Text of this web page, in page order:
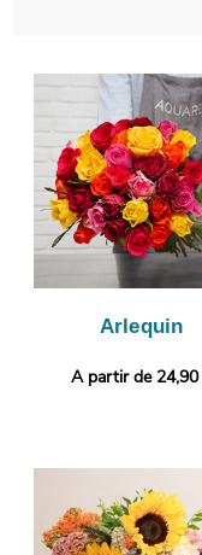
à son transport
Avant de l’expédier,
pourrez contrôler
puisque l’objectif de
Puis, il sera livré très
Personnalisez votre
choisir par vos soins.
Arlequin
A partir de 24,90